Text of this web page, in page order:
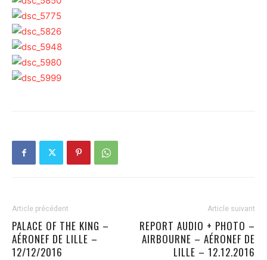
Article précédent
PALACE OF THE KING –
AÉRONEF DE LILLE –
12/12/2016
Article suivant
REPORT AUDIO + PHOTO –
AIRBOURNE – AÉRONEF DE
LILLE – 12.12.2016